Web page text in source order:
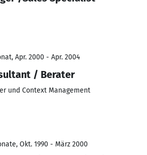
Apr. 2000 - Apr. 2004
/ Berater
und Context Management
Okt. 1990 - März 2000